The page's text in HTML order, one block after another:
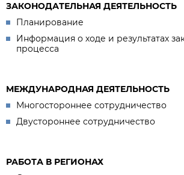
ЗАКОНОДАТЕЛЬНАЯ ДЕЯТЕЛЬНОСТЬ
Планирование
Информация о ходе и результатах
процесса
МЕЖДУНАРОДНАЯ ДЕЯТЕЛЬНОСТЬ
Многостороннее сотрудничество
Двустороннее сотрудничество
РАБОТА В РЕГИОНАХ